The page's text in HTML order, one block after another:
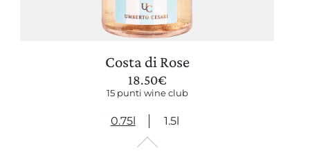
Costa di Rose
18.50€
15 punti wine club
0.75l 1.5l